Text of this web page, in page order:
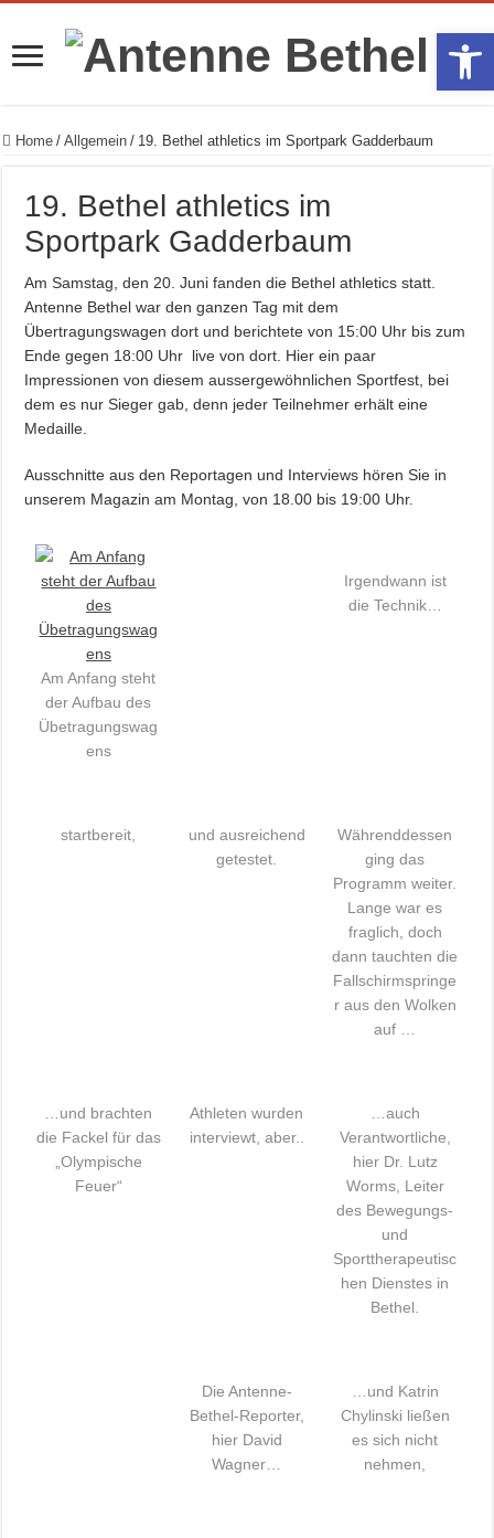
Home / Allgemein / 19. Bethel athletics im Sportpark Gadderbaum
19. Bethel athletics im
Sportpark Gadderbaum
Am Samstag, den 20. Juni fanden die Bethel athletics statt.
Antenne Bethel war den ganzen Tag mit dem
Übertragungswagen dort und berichtete von 15:00 Uhr bis zum
Ende gegen 18:00 Uhr live von dort. Hier ein paar
Impressionen von diesem aussergewöhnlichen Sportfest, bei
dem es nur Sieger gab, denn jeder Teilnehmer erhält eine
Medaille.
Ausschnitte aus den Reportagen und Interviews hören Sie in
unserem Magazin am Montag, von 18.00 bis 19:00 Uhr.
Am Anfang steht
der Aufbau des
Übetragungswag
ens
Irgendwann ist
die Technik…
startbereit,
und ausreichend
getestet.
Währenddessen
ging das
Programm weiter.
Lange war es
fraglich, doch
dann tauchten die
Fallschirmspringe
r aus den Wolken
auf …
…und brachten
die Fackel für das
„Olympische
Feuer“
Athleten wurden
interviewt, aber..
…auch
Verantwortliche,
hier Dr. Lutz
Worms, Leiter
des Bewegungs-
und
Sporttherapeutisc
hen Dienstes in
Bethel.
Die Antenne-
Bethel-Reporter,
hier David
Wagner…
…und Katrin
Chylinski ließen
es sich nicht
nehmen,